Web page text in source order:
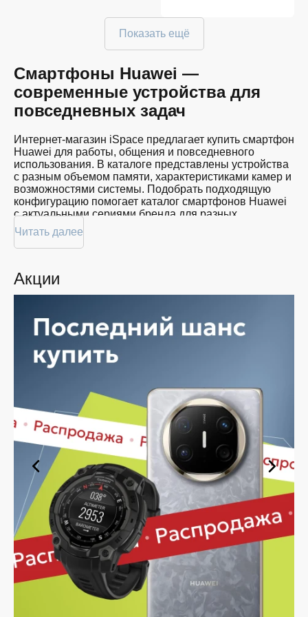
Показать ещё
Смартфоны Huawei —
современные устройства для
повседневных задач
Интернет-магазин iSpace предлагает купить смартфон
Huawei для работы, общения и повседневного
использования. В каталоге представлены устройства
с разным объемом памяти, характеристиками камер и
возможностями системы. Подобрать подходящую
конфигурацию помогает каталог смартфонов Huawei
с актуальными сериями бренда для разных
сценариев эксплуатации.
Некоторые модели оснащаются памятью до 1 TB, что
документов. Покупателям доступны устройства в
цветах Black, Green, White и других вариантах
использования.
При выборе устройства пользователи обычно
обращают внимание на следующие особенности:
Производительные процессоры для стабильной
работы.
Яркие дисплеи с высокой детализацией.
Поддержку современных беспроводных
технологий.
Продолжительное время автономной работы.
Перед оформлением покупки рекомендуется
определить необходимые функции и условия
эксплуатации устройства. Для многих пользователей
важна не только производительность, но и удобная
работа системы в течение дня.
Купить Huawei в Белгороде —
выбор смартфонов с гарантией
Читать далее
Акции